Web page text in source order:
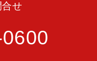
せ